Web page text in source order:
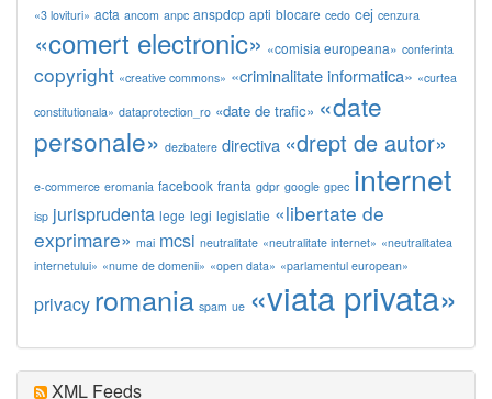
«3 lovituri» acta ancom anpc anspdcp apti blocare cedo cej cenzura
«comert electronic» «comisia europeana» conferinta
copyright «creative commons» «criminalitate informatica» «curtea
constitutionala» dataprotection_ro «date de trafic» «date
personale» dezbatere directiva «drept de autor»
e-commerce eromania facebook franta gdpr google gpec internet
isp jurisprudenta lege legi legislatie «libertate de
exprimare» mai mcsi neutralitate «neutralitate internet» «neutralitatea
internetului» «nume de domenii» «open data» «parlamentul european»
privacy romania spam ue «viata privata»
XML Feeds